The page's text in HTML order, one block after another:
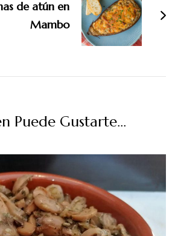
de atún en
Mambo
Puede Gustarte...